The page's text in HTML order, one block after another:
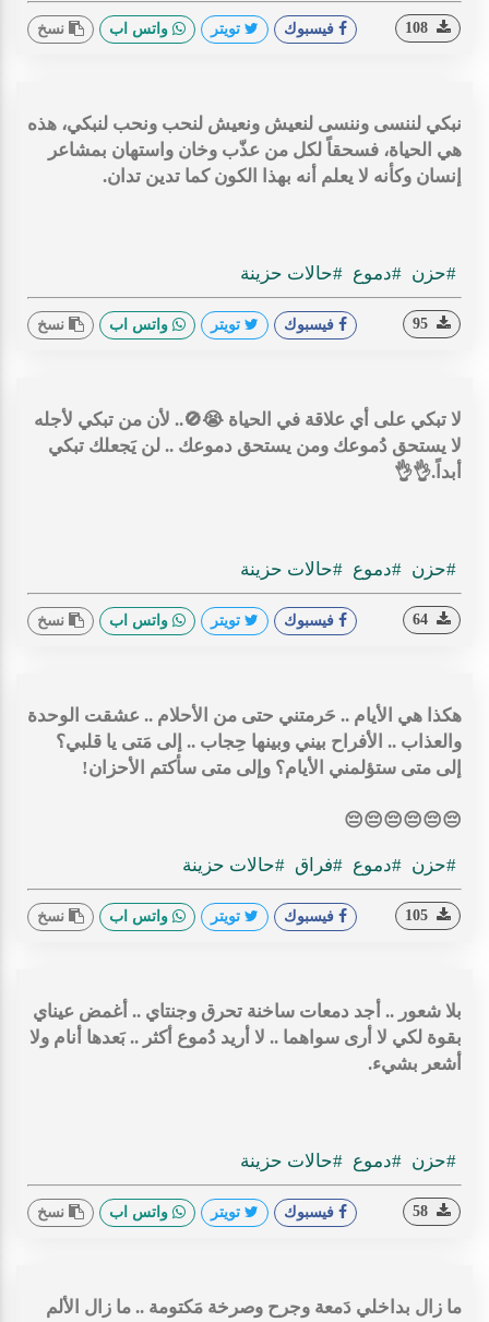
فيسبوك تويتر واتس اب نسخ
نبكي لننسى وننسى لنعيش ونعيش لنحب ونحب لنبكي، هذه
هي الحياة، فسحقاً لكل من عذّب وخان واستهان بمشاعر
إنسان وكأنه لا يعلم أنه بهذا الكون كما تدين تدان.
#حزن #دموع #حالات حزينة
فيسبوك تويتر واتس اب نسخ
لا تبكي على أي علاقة في الحياة 😭🚫.. لأن من تبكي لأجله
لا يستحق دُموعك ومن يستحق دموعك .. لن يَجعلك تبكي
أبداً.👌👌
#حزن #دموع #حالات حزينة
فيسبوك تويتر واتس اب نسخ
هكذا هي الأيام .. حَرمتني حتى من الأحلام .. عشقت الوحدة
والعذاب .. الأفراح بيني وبينها حِجاب .. إلى مَتى يا قلبي؟
إلى متى ستؤلمني الأيام؟ وإلى متى سأكتم الأحزان!
😔😔😔😔😔😔
#حزن #دموع #فراق #حالات حزينة
فيسبوك تويتر واتس اب نسخ
بلا شعور .. أجد دمعات ساخنة تحرق وجنتاي .. أغمض عيناي
بقوة لكي لا أرى سواهما .. لا أريد دُموع أكثر .. بَعدها أنام ولا
أشعر بشيء.
#حزن #دموع #حالات حزينة
فيسبوك تويتر واتس اب نسخ
ما زال بداخلي دَمعة وجرح وصرخة مَكتومة .. ما زال الألم